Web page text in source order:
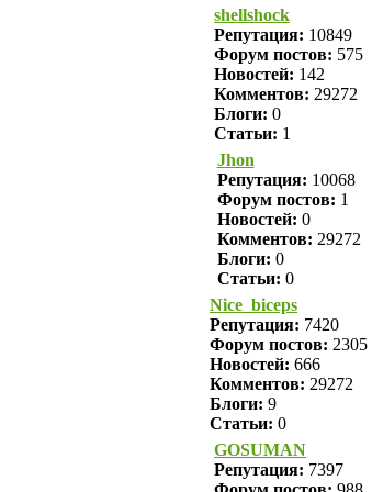
shellshock
Репутация: 10849
Форум постов: 575
Новостей: 142
Комментов: 29272
Блоги: 0
Статьи: 1
Jhon
Репутация: 10068
Форум постов: 1
Новостей: 0
Комментов: 29272
Блоги: 0
Статьи: 0
Nice_biceps
Репутация: 7420
Форум постов: 2305
Новостей: 666
Комментов: 29272
Блоги: 9
Статьи: 0
GOSUMAN
Репутация: 7397